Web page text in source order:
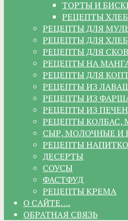
ТОРТЫ И
РЕЦЕПТЫ
РЕЦЕПТЫ ДЛЯ
РЕЦЕПТЫ ДЛЯ
РЕЦЕПТЫ ДЛЯ
РЕЦЕПТЫ НА
РЕЦЕПТЫ ДЛЯ
РЕЦЕПТЫ ИЗ
РЕЦЕПТЫ ИЗ
РЕЦЕПТЫ ИЗ
РЕЦЕПТЫ КОЛБАС,
СЫР, МОЛОЧНЫЕ И
РЕЦЕПТЫ
ДЕСЕРТЫ
СОУСЫ
ФАСТФУД
РЕЦЕПТЫ КРЕМА
О САЙТЕ….
ОБРАТНАЯ СВЯЗЬ